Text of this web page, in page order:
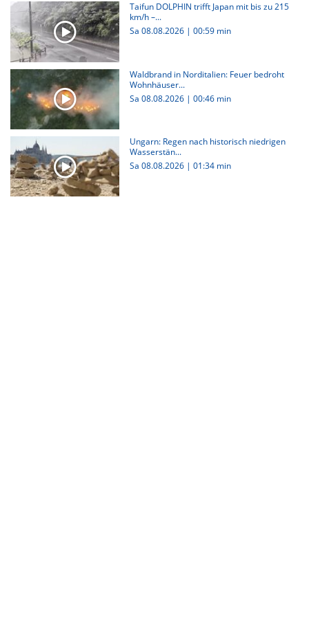
Taifun DOLPHIN trifft Japan mit bis zu 215
km/h –...
Sa 08.08.2026 | 00:59 min
Waldbrand in Norditalien: Feuer bedroht
Wohnhäuser...
Sa 08.08.2026 | 00:46 min
Ungarn: Regen nach historisch niedrigen
Wasserstän...
Sa 08.08.2026 | 01:34 min